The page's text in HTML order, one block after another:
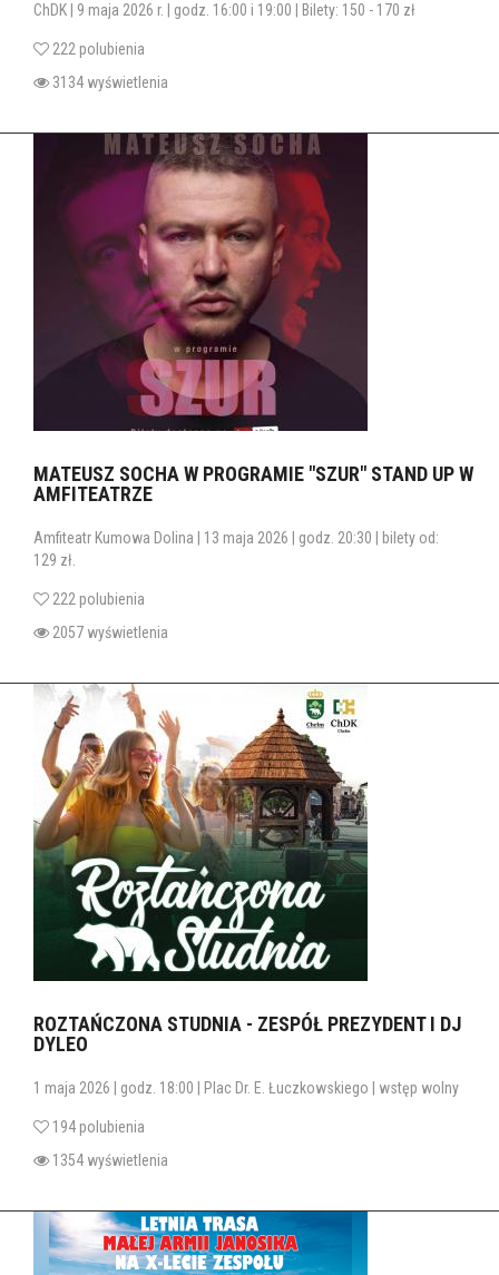
ChDK | 9 maja 2026 r. | godz. 16:00 i 19:00 | Bilety: 150 - 170 zł
222 polubienia
3134 wyświetlenia
MATEUSZ SOCHA W PROGRAMIE "SZUR" STAND UP W
AMFITEATRZE
Amfiteatr Kumowa Dolina | 13 maja 2026 | godz. 20:30 | bilety od:
129 zł.
222 polubienia
2057 wyświetlenia
ROZTAŃCZONA STUDNIA - ZESPÓŁ PREZYDENT I DJ
DYLEO
1 maja 2026 | godz. 18:00 | Plac Dr. E. Łuczkowskiego | wstęp wolny
194 polubienia
1354 wyświetlenia